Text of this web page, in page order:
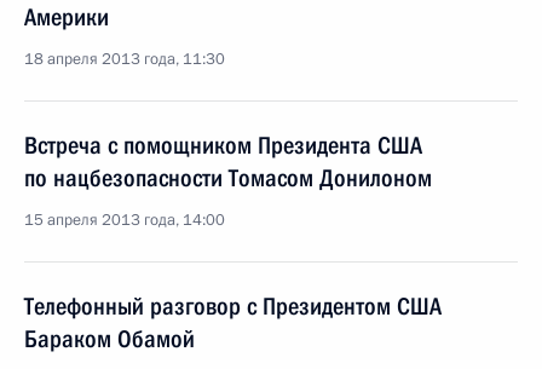
Америки
18 апреля 2013 года, 11:30
Встреча с помощником Президента США
по нацбезопасности Томасом Донилоном
15 апреля 2013 года, 14:00
Телефонный разговор с Президентом США
Бараком Обамой